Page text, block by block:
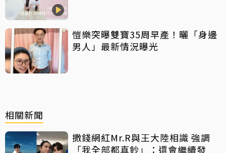
愷樂突曝雙寶35周早產！曬「身邊
男人」最新情況曝光
相關新聞
撒錢網紅Mr.R與王大陸相識 強調
「我全部都真鈔」：還會繼續發